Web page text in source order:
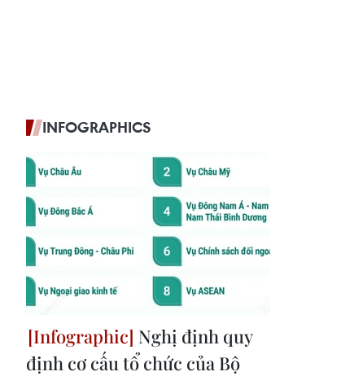
INFOGRAPHICS
Nghị định quy
định cơ cấu tổ chức của Bộ